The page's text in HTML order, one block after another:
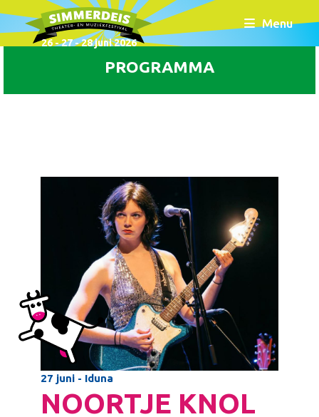
26 - 27 - 28 juni 2026
Menu
PROGRAMMA
27 juni - Iduna
NOORTJE KNOL